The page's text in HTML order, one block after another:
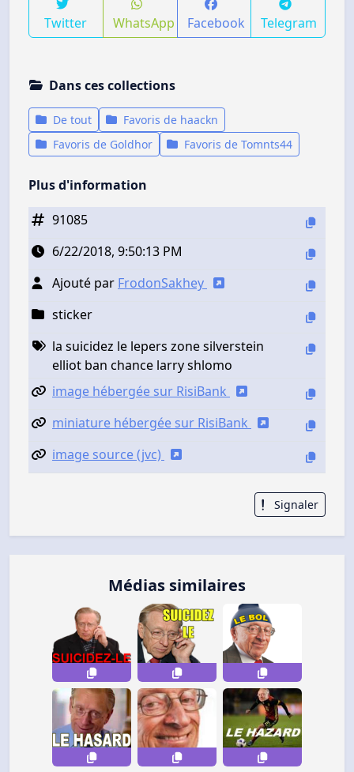
Twitter WhatsApp Facebook Telegram
Dans ces collections
De tout
Favoris de haackn
Favoris de Goldhor
Favoris de Tomnts44
Plus d'information
91085
6/22/2018, 9:50:13 PM
Ajouté par FrodonSakhey
sticker
la suicidez le lepers zone silverstein
elliot ban chance larry shlomo
image hébergée sur RisiBank
miniature hébergée sur RisiBank
image source (jvc)
Signaler
Médias similaires